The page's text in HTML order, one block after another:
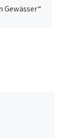
Gewässer“